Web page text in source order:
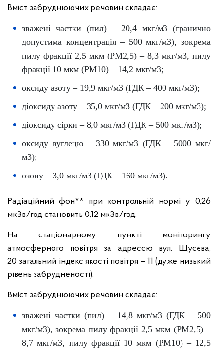
Вміст забруднюючих речовин складає:
зважені частки (пил) – 20,4 мкг/м3 (гранично
допустима концентрація – 500 мкг/м3), зокрема
пилу фракції 2,5 мкм (PM2,5) – 8,3 мкг/м3, пилу
фракції 10 мкм (PM10) – 14,2 мкг/м3;
оксиду азоту – 19,9 мкг/м3 (ГДК – 400 мкг/м3);
діоксиду азоту – 35,0 мкг/м3 (ГДК – 200 мкг/м3);
діоксиду сірки – 8,0 мкг/м3 (ГДК – 500 мкг/м3);
оксиду вуглецю – 330 мкг/м3 (ГДК – 5000 мкг/
м3);
озону – 3,0 мкг/м3 (ГДК – 160 мкг/м3).
Радіаційний фон** при контрольній нормі у 0,26
мкЗв/год становить 0,12 мкЗв/год.
На стаціонарному пункті моніторингу
атмосферного повітря за адресою вул. Щусєва,
20 загальний індекс якості повітря – 11 (дуже низький
рівень забрудненості).
Вміст забруднюючих речовин складає:
зважені частки (пил) – 14,8 мкг/м3 (ГДК – 500
мкг/м3), зокрема пилу фракції 2,5 мкм (PM2,5) –
8,7 мкг/м3, пилу фракції 10 мкм (PM10) – 12,5